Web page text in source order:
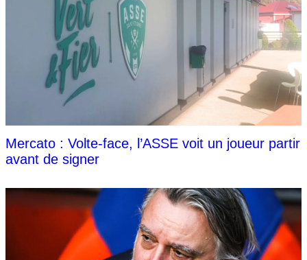
Mercato : Volte-face, l’ASSE voit un joueur partir
avant de signer